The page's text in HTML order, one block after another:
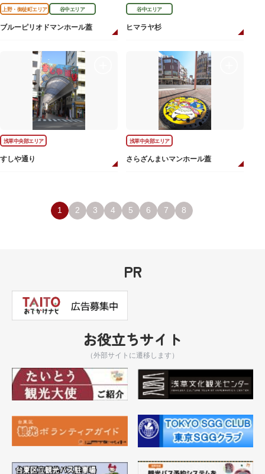
上野・御徒町エリア 谷中エリア
ブルーピリオドマンホール蓋
谷中エリア
ヒマラヤ杉
浅草中央部エリア
すしや通り
浅草中央部エリア
さらざんまいマンホール蓋
1 2 3 4 5 6 7 8
PR
お役立ちサイト
（外部サイトに遷移します）